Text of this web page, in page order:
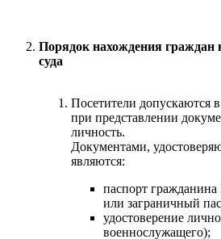
Порядок нахождения граждан
суда
Посетители допускаются
при представлении
личность.
Документами,
являются:
паспорт
или заграничный
удостоверение
военнослужащего);